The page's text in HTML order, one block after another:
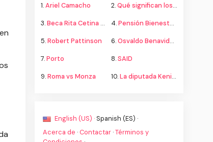
1.Ariel Camacho 2.Qué significan los colores de la bandera
3.Beca Rita Cetina secundaria 4.Pensión Bienestar adultos mayores
5.Robert Pattinson 6.Osvaldo Benavides
7.Porto 8.SAID
9.Roma vs Monza 10.La diputada Kenia López propone cambiar el nombre del país a México
English (US) · Spanish (ES) ·
Acerca de · Contactar ·Términos y